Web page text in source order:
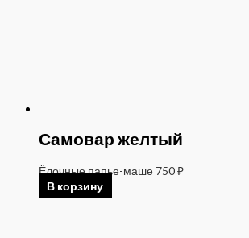
Самовар желтый
Ёлочные папье-маше 750₽
В корзину